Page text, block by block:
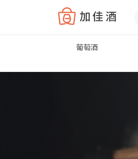
Baccus
葡萄酒